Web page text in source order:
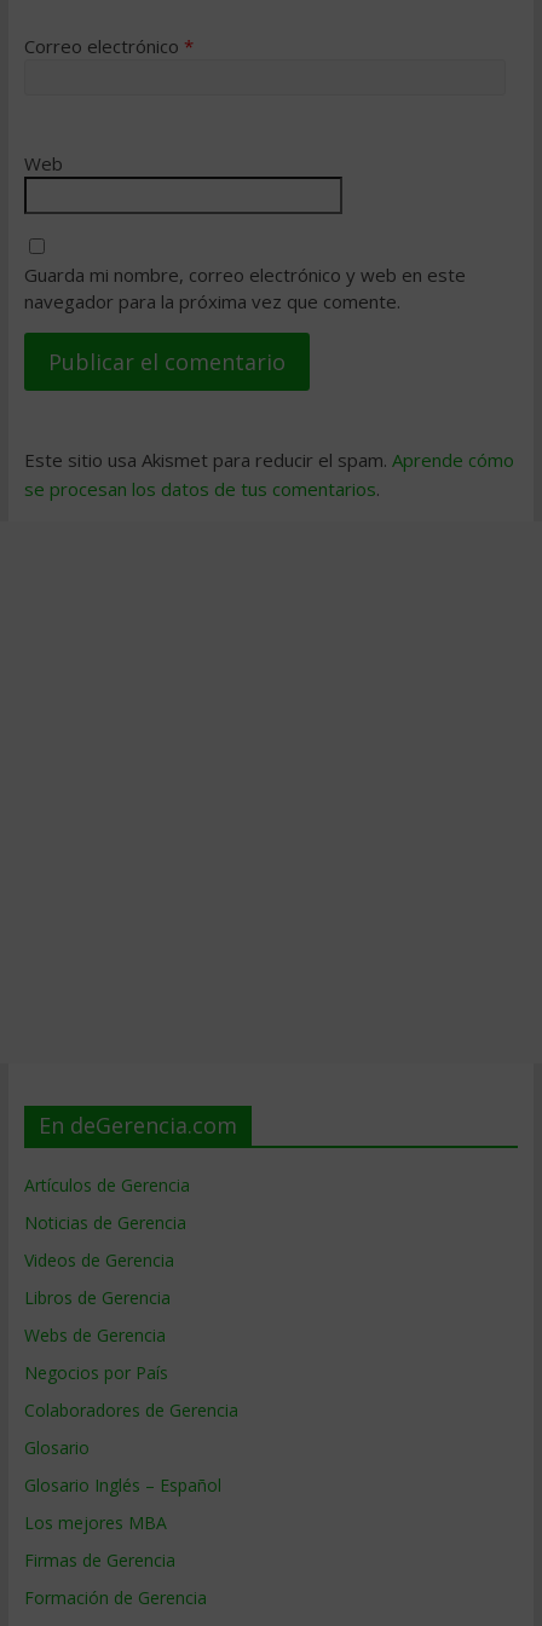
Correo electrónico *
Web
Guarda mi nombre, correo electrónico y web en este
navegador para la próxima vez que comente.
Este sitio usa Akismet para reducir el spam. Aprende cómo
se procesan los datos de tus comentarios.
En deGerencia.com
Artículos de Gerencia
Noticias de Gerencia
Videos de Gerencia
Libros de Gerencia
Webs de Gerencia
Negocios por País
Colaboradores de Gerencia
Glosario
Glosario Inglés – Español
Los mejores MBA
Firmas de Gerencia
Formación de Gerencia